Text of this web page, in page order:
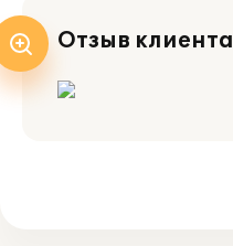
Отзыв клиента